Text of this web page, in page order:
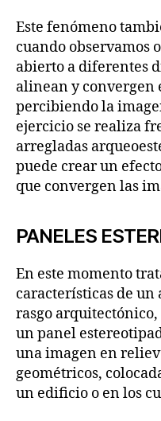
Este fenómeno
cuando observamos
abierto a diferentes
alinean y convergen
percibiendo la
ejercicio se realiza
arregladas
puede crear un
que convergen las
PANELES
En este momento
características de un
rasgo
un panel
una imagen en
geométricos,
un edificio o en los